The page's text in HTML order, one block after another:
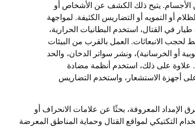
الأجسام. يتيح ذلك الكشف عن الأشخاص أو
أو التمويه أو التضاريس الكثيفة. لمواجهة
في القتال، استخدم البطانيات الحرارية،
لحجب الانبعاثات. العمل بالقرب من البيئات
أو الخرسانية)، ونشر سواتر الدخان، والحد
علاوة على ذلك، استخدم أنظمة مضادة
أجهزة الاستشعار، واستخدم التضاريس
الإمداد المعروفة، بحثًا عن علامات الانحراف أو
التكتيكي لمواقع القتال وحماية المناطق المعرضة